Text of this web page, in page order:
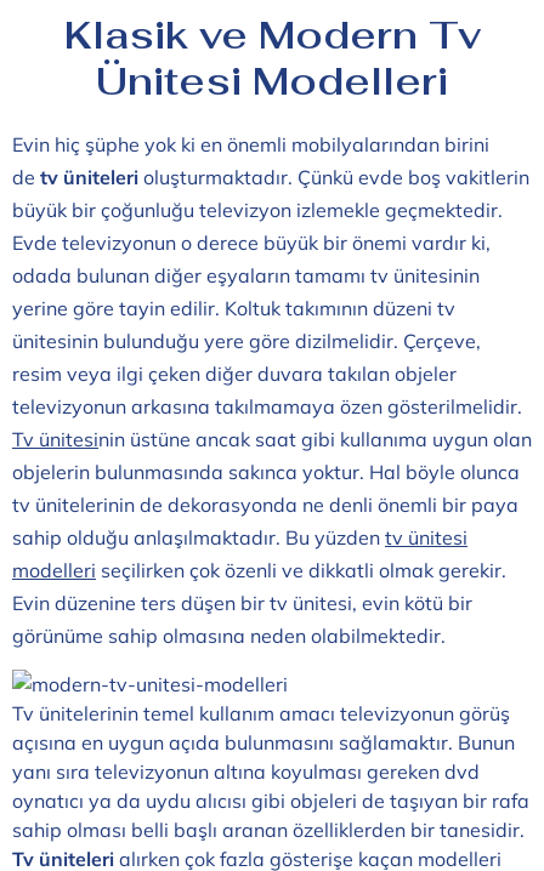
Klasik ve Modern Tv
Ünitesi Modelleri
Evin hiç şüphe yok ki en önemli mobilyalarından birini
de tv üniteleri oluşturmaktadır. Çünkü evde boş vakitlerin
büyük bir çoğunluğu televizyon izlemekle geçmektedir.
Evde televizyonun o derece büyük bir önemi vardır ki,
odada bulunan diğer eşyaların tamamı tv ünitesinin
yerine göre tayin edilir. Koltuk takımının düzeni tv
ünitesinin bulunduğu yere göre dizilmelidir. Çerçeve,
resim veya ilgi çeken diğer duvara takılan objeler
televizyonun arkasına takılmamaya özen gösterilmelidir.
Tv ünitesinin üstüne ancak saat gibi kullanıma uygun olan
objelerin bulunmasında sakınca yoktur. Hal böyle olunca
tv ünitelerinin de dekorasyonda ne denli önemli bir paya
sahip olduğu anlaşılmaktadır. Bu yüzden tv ünitesi
modelleri seçilirken çok özenli ve dikkatli olmak gerekir.
Evin düzenine ters düşen bir tv ünitesi, evin kötü bir
görünüme sahip olmasına neden olabilmektedir.
Tv ünitelerinin temel kullanım amacı televizyonun görüş
açısına en uygun açıda bulunmasını sağlamaktır. Bunun
yanı sıra televizyonun altına koyulması gereken dvd
oynatıcı ya da uydu alıcısı gibi objeleri de taşıyan bir rafa
sahip olması belli başlı aranan özelliklerden bir tanesidir.
Tv üniteleri alırken çok fazla gösterişe kaçan modelleri